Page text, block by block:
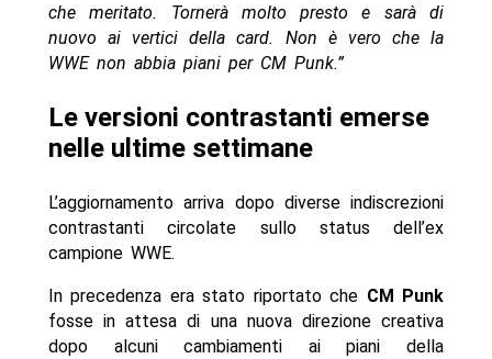
che meritato. Tornerà molto presto e sarà di
nuovo ai vertici della card. Non è vero che la
WWE non abbia piani per CM Punk.”
Le versioni contrastanti emerse
nelle ultime settimane
L’aggiornamento arriva dopo diverse indiscrezioni
contrastanti circolate sullo status dell’ex
campione WWE.
In precedenza era stato riportato che CM Punk
fosse in attesa di una nuova direzione creativa
dopo alcuni cambiamenti ai piani della